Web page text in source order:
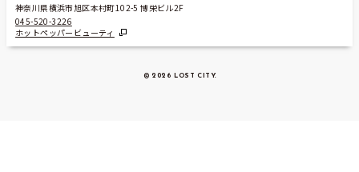
神奈川県横浜市旭区本村町102-5 博栄ビル2F
045-520-3226
ホットペッパービューティ
© 2026 LOST CITY.